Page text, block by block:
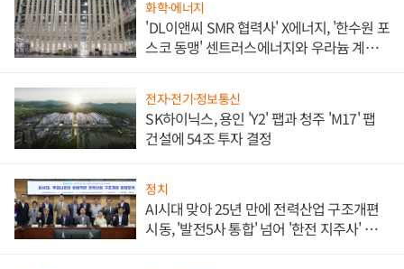
화학·에너지
'DL이앤씨 SMR 협력사' X에너지, '한수원 포
스코 동맹' 센트러스에너지와 우라늄 계약
전자·전기·정보통신
SK하이닉스, 용인 'Y2' 팹과 청주 'M17' 팹
건설에 54조 투자 결정
정치
AI시대 맞아 25년 만에 전력산업 구조개편
시동, '발전5사 통합' 넘어 '한전 지주사' 재편